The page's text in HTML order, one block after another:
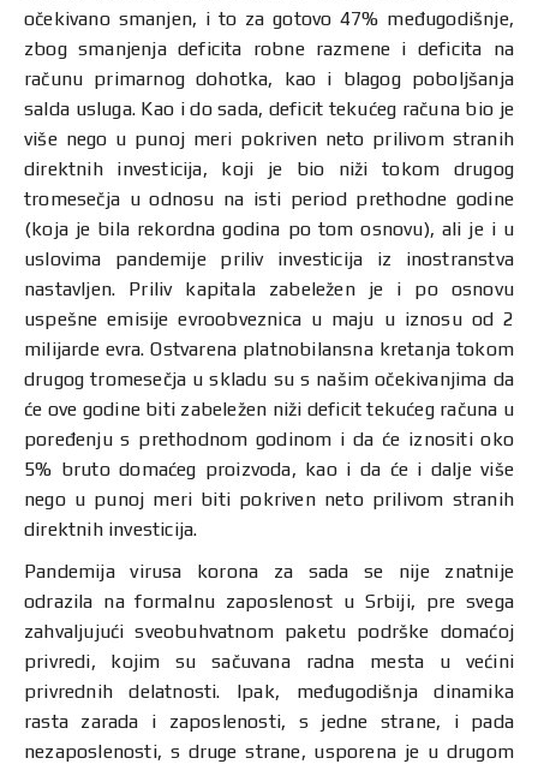
očekivano smanjen, i to za gotovo 47% međugodišnje,
zbog smanjenja deficita robne razmene i deficita na
računu primarnog dohotka, kao i blagog poboljšanja
salda usluga. Kao i do sada, deficit tekućeg računa bio je
više nego u punoj meri pokriven neto prilivom stranih
direktnih investicija, koji je bio niži tokom drugog
tromesečja u odnosu na isti period prethodne godine
(koja je bila rekordna godina po tom osnovu), ali je i u
uslovima pandemije priliv investicija iz inostranstva
nastavljen. Priliv kapitala zabeležen je i po osnovu
uspešne emisije evroobveznica u maju u iznosu od 2
milijarde evra. Ostvarena platnobilansna kretanja tokom
drugog tromesečja u skladu su s našim očekivanjima da
će ove godine biti zabeležen niži deficit tekućeg računa u
poređenju s prethodnom godinom i da će iznositi oko
5% bruto domaćeg proizvoda, kao i da će i dalje više
nego u punoj meri biti pokriven neto prilivom stranih
direktnih investicija.
Pandemija virusa korona za sada se nije znatnije
odrazila na formalnu zaposlenost u Srbiji, pre svega
zahvaljujući sveobuhvatnom paketu podrške domaćoj
privredi, kojim su sačuvana radna mesta u većini
privrednih delatnosti. Ipak, međugodišnja dinamika
rasta zarada i zaposlenosti, s jedne strane, i pada
nezaposlenosti, s druge strane, usporena je u drugom